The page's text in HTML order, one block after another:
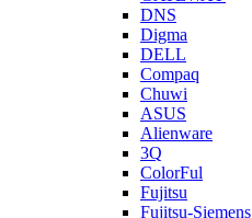
DNS
Digma
DELL
Compaq
Chuwi
ASUS
Alienware
3Q
ColorFul
Fujitsu
Fujitsu-Siemens